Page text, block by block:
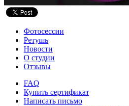
Фотосессии
Ретушь
Новости
О студии
Отзывы
FAQ
Купить сертификат
Написать письмо